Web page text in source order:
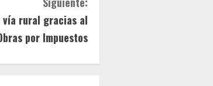
vía rural gracias al
por Impuestos